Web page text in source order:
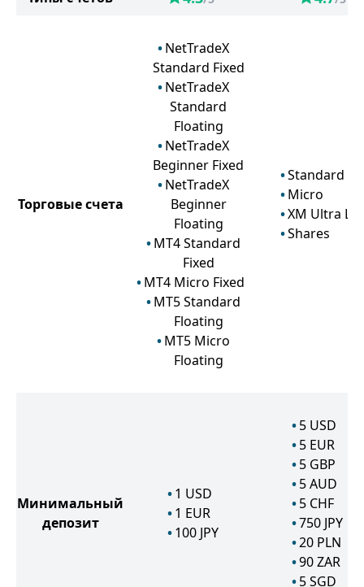
Торговые счета
NetTradeX
Standard Fixed
NetTradeX
Standard
Floating
NetTradeX
Beginner Fixed
NetTradeX
Beginner
Floating
MT4 Standard
Fixed
MT4 Micro Fixed
MT5 Standard
Floating
MT5 Micro
Floating
Standard
Micro
XM Ultra
Shares
Минимальный
депозит
1 USD
1 EUR
100 JPY
5 USD
5 EUR
5 GBP
5AUD
5 CHF
750 JPY
20 PLN
90ZAR
5SGD